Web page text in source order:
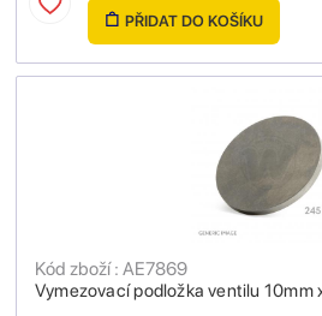
PŘIDAT DO KOŠÍKU
Vymezovací podložka ventilu 10mm
Kód zboží : AE7869